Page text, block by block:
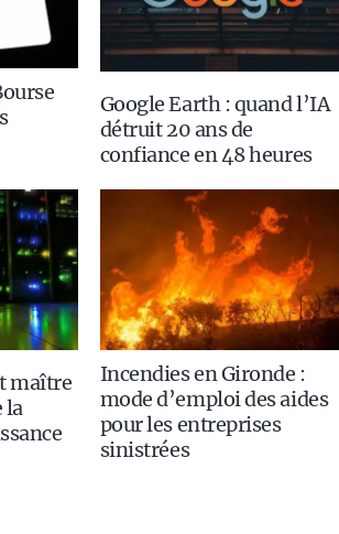
Google Earth : quand l’IA
détruit 20 ans de
confiance en 48 heures
maître
la
Incendies en Gironde :
mode d’emploi des aides
pour les entreprises
sinistrées